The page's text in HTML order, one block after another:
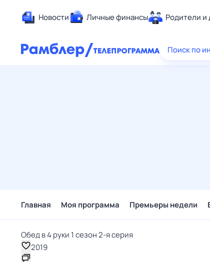
Новости Личные финансы Родители и
Поиск по
Главная Моя программа Премьеры недели
Обед в 4 руки 1 сезон 2-я серия
2019